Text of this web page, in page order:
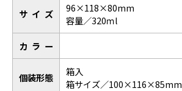
サイズ
96×118×80mm
容量／320ｍl
カラー
個装形態
箱入
箱サイズ／100×116×85mm